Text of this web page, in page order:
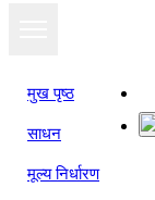
मुख पृष्ठ
साधन
मूल्य निर्धारण